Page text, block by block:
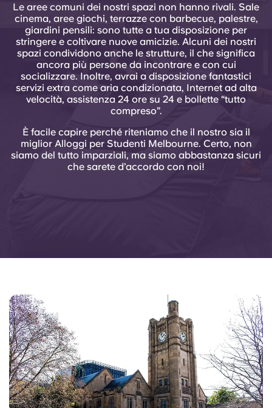
Le aree comuni dei nostri spazi non hanno rivali. Sale
cinema, aree giochi, terrazze con barbecue, palestre,
giardini pensili: sono tutte a tua disposizione per
stringere e coltivare nuove amicizie. Alcuni dei nostri
spazi condividono anche le strutture, il che significa
ancora più persone da incontrare e con cui
socializzare. Inoltre, avrai a disposizione fantastici
servizi extra come aria condizionata, Internet ad alta
velocità, assistenza 24 ore su 24 e bollette “tutto
compreso”.
È facile capire perché riteniamo che il nostro sia il
miglior Alloggi per Studenti Melbourne. Certo, non
siamo del tutto imparziali, ma siamo abbastanza sicuri
che sarete d’accordo con noi!